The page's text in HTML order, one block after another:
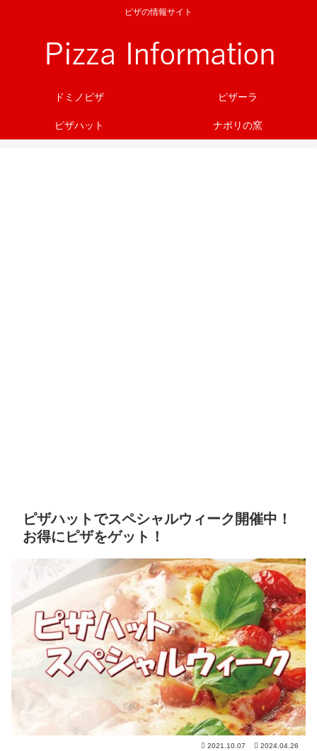
ピザの情報サイト
ドミノピザ ピザーラ
ピザハット ナポリの窯
ピザハットでスペシャルウィーク開催中！
お得にピザをゲット！
2021.10.07 2024.04.26